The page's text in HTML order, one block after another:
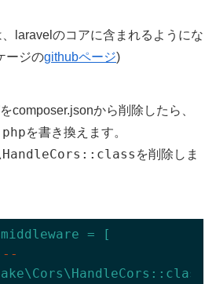
laravelのコアに含まれるようにな
ージのgithubページ)
composer.jsonから削除したら、
を書き換えます。
を削除しま
=
[